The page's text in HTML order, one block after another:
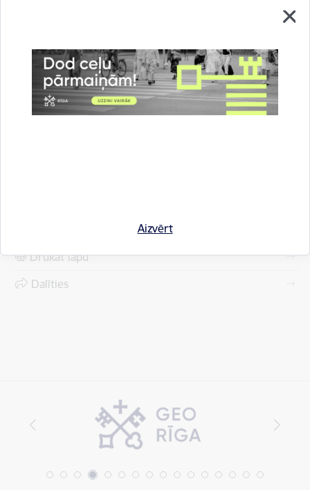
Aizvērt
projektu koordinatore, e-pasts:edite.matusevica@riga.lv
Autors: Rīgas domes Komunikācijas pārvalde
Drukāt lapu
Dalīties